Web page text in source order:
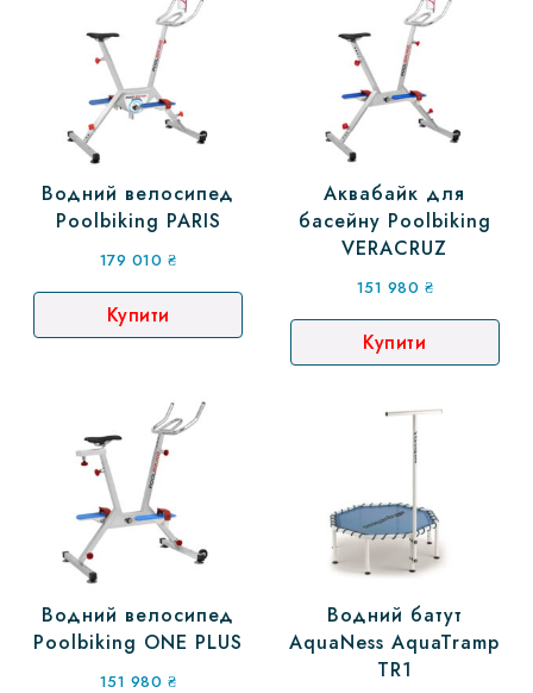
Водний велосипед
Poolbiking PARIS
179 010 ₴
Купити
Аквабайк для
басейну Poolbiking
VERACRUZ
151 980 ₴
Купити
Водний велосипед
Poolbiking ONE PLUS
151 980 ₴
Водний батут
AquaNess AquaTramp
TR1